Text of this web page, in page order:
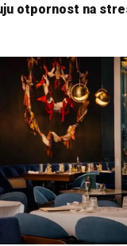
otpornost na